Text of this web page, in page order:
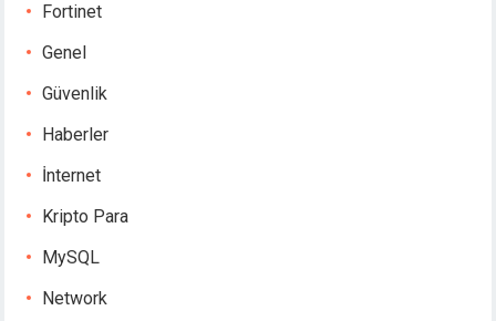
Fortinet
Genel
Güvenlik
Haberler
İnternet
Kripto Para
MySQL
Network